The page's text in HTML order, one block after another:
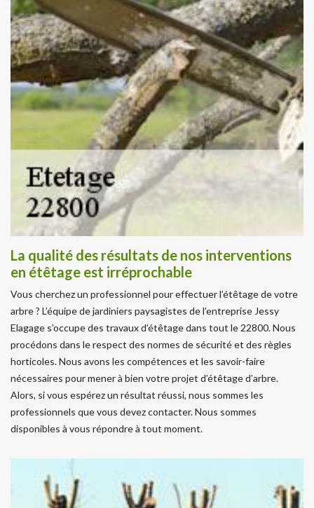
La qualité des résultats de nos interventions
en étêtage est irréprochable
Vous cherchez un professionnel pour effectuer l’étêtage de votre
arbre ? L’équipe de jardiniers paysagistes de l’entreprise Jessy
Elagage s’occupe des travaux d’étêtage dans tout le 22800. Nous
procédons dans le respect des normes de sécurité et des règles
horticoles. Nous avons les compétences et les savoir-faire
nécessaires pour mener à bien votre projet d’étêtage d’arbre.
Alors, si vous espérez un résultat réussi, nous sommes les
professionnels que vous devez contacter. Nous sommes
disponibles à vous répondre à tout moment.